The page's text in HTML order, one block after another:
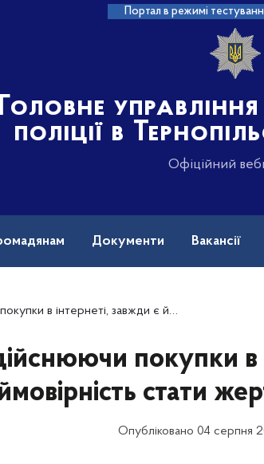
Портал в режимі
Головне
поліції в
Офіційний
Документи Вакансії
завжди є ймовірність стати жертвою шахрайства
покупки в
стати
Опубліковано 04 серпня